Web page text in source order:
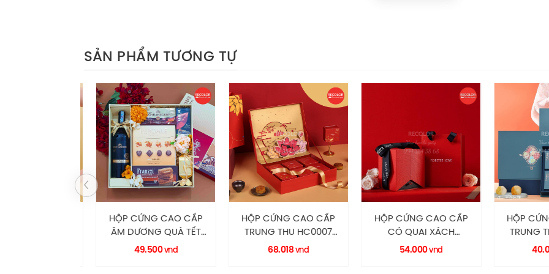
SẢN PHẨM TƯƠNG TỰ
HỘP CỨNG CAO CẤP
ÂM DƯƠNG QUÀ TẾT
HC0027 RECOLOR
49.500vnd
HỘP CỨNG CAO CẤP
TRUNG THU HC0007
RECOLOR
68.018vnd
HỘP CỨNG CAO CẤP
CÓ QUAI XÁCH
HC0042 RECOLOR
54.000vnd
HỘP
TRUNG